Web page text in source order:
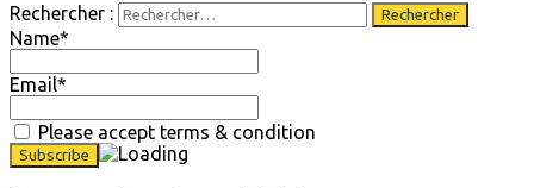
Rechercher :
Name*
Email*
Please accept terms & condition